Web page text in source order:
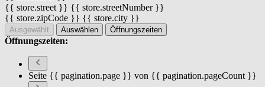
{{ store.street }} {{ store.streetNumber }}
{{ store.zipCode }} {{ store.city }}
Ausgewählt Auswählen Öffnungszeiten
Öffnungszeiten:
Seite {{ pagination.page }} von {{ pagination.pageCount }}